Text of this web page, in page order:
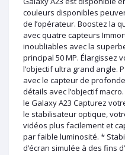
couleurs disponibles
de l’opérateur. Boostez la
avec quatre capteurs
inoubliables avec la
principal 50 MP. Élargissez
l’objectif ultra grand angle.
avec le capteur de
détails avec l’objectif
le Galaxy A23 Capturez
le stabilisateur optique,
vidéos plus facilement et
par faible luminosité. *
d’écran simulée à des fins